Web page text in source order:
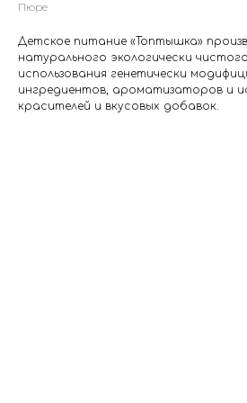
Пюре
Детское питание «Топтышка»
натурального экологически
использования генетически
ингредиентов, ароматизаторов и
красителей и вкусовых добавок.